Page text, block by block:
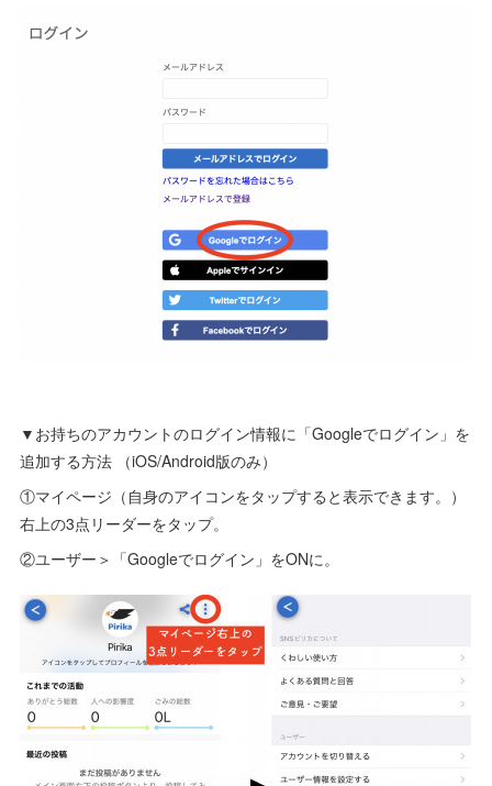
▼お持ちのアカウントのログイン情報に「Googleでログイン」を
追加する方法 （iOS/Android版のみ）
①マイページ（自身のアイコンをタップすると表示できます。）
右上の3点リーダーをタップ。
②ユーザー＞「Googleでログイン」をONに。